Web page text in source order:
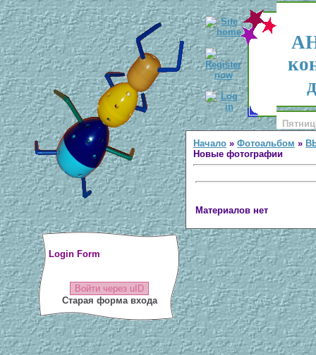
Login Form
Войти через uID
Старая форма входа
Начало » Фотоальбом »
Новые фотографии
Материалов нет